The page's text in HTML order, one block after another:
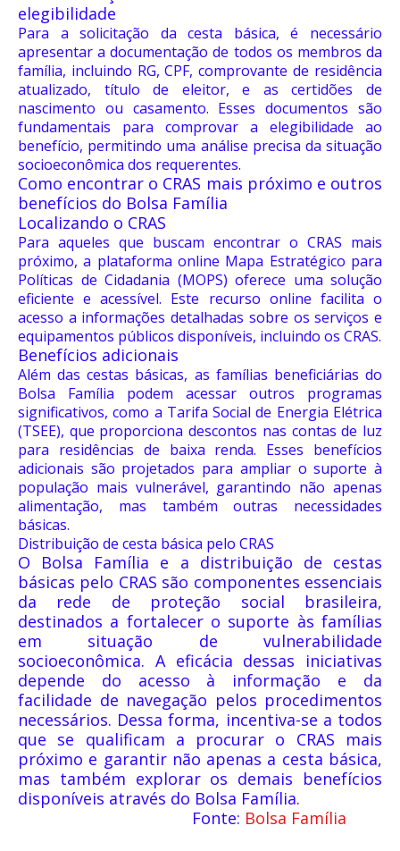
elegibilidade
Para a solicitação da cesta básica, é necessário
apresentar a documentação de todos os membros da
família, incluindo RG, CPF, comprovante de residência
atualizado, título de eleitor, e as certidões de
nascimento ou casamento. Esses documentos são
fundamentais para comprovar a elegibilidade ao
benefício, permitindo uma análise precisa da situação
socioeconômica dos requerentes.
Como encontrar o CRAS mais próximo e outros
benefícios do Bolsa Família
Localizando o CRAS
Para aqueles que buscam encontrar o CRAS mais
próximo, a plataforma online Mapa Estratégico para
Políticas de Cidadania (MOPS) oferece uma solução
eficiente e acessível. Este recurso online facilita o
acesso a informações detalhadas sobre os serviços e
equipamentos públicos disponíveis, incluindo os CRAS.
Benefícios adicionais
Além das cestas básicas, as famílias beneficiárias do
Bolsa Família podem acessar outros programas
significativos, como a Tarifa Social de Energia Elétrica
(TSEE), que proporciona descontos nas contas de luz
para residências de baixa renda. Esses benefícios
adicionais são projetados para ampliar o suporte à
população mais vulnerável, garantindo não apenas
alimentação, mas também outras necessidades
básicas.
Distribuição de cesta básica pelo CRAS
O Bolsa Família e a distribuição de cestas
básicas pelo CRAS são componentes essenciais
da rede de proteção social brasileira,
destinados a fortalecer o suporte às famílias
em situação de vulnerabilidade
socioeconômica. A eficácia dessas iniciativas
depende do acesso à informação e da
facilidade de navegação pelos procedimentos
necessários. Dessa forma, incentiva-se a todos
que se qualificam a procurar o CRAS mais
próximo e garantir não apenas a cesta básica,
mas também explorar os demais benefícios
disponíveis através do Bolsa Família.
Fonte: Bolsa Família